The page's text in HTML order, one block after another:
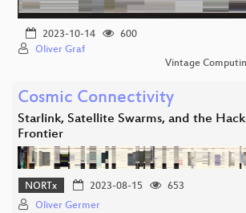
2023-10-14
600
Oliver Graf
Vintage
Cosmic Connectivity
Starlink, Satellite Swarms, and the
Frontier
NORTx 2023-08-15
653
Oliver Germer